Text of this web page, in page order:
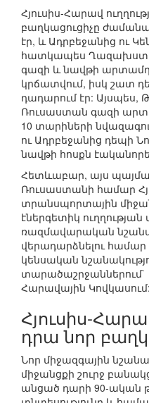
Հյուսիս-Հարավ
բաղկացուցիչը
էր, և Ադրբեջանից ու
հատկապես
գազի և նավթի
կրճատվում, իսկ շատ
դադարում էր: Այսպես,
Ռուսաստան գազի
10 տարիների
ու Ադրբեջանից դեպի
նավթի հոսքն
Հետևաբար, այս
Ռուսաստանի համար
տրանսպորտային
էներգետիկ ուղղության
ռազմավարական
վերադարձնելու համար
կենսական
տարածաշրջաններում`
Հարավային Կովկասում:
Հյուսիս-
դրա նոր
Նոր միջազգային
միջանցքի շուրջ
անցած դարի 90-ական